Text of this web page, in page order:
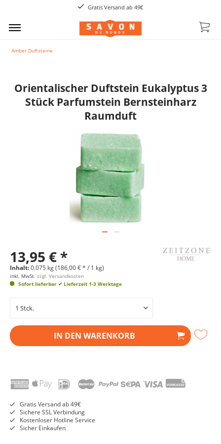
Gratis Versand ab 49€
Amber Duftsteine
Orientalischer Duftstein Eukalyptus 3
Stück Parfumstein Bernsteinharz
Raumduft
13,95 € *
Inhalt:0.075 kg (186,00 € * / 1 kg)
inkl. MwSt. zzgl. Versandkosten
Sofort lieferbar ✔ Lieferzeit 1-3 Werktage
IN DEN WARENKORB
Gratis Versand ab 49€
Sichere SSL Verbindung
Kostenloser Hotline Service
Sicher Einkaufen